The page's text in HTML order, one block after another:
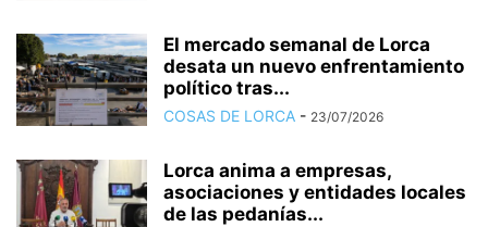
El mercado semanal de Lorca
desata un nuevo enfrentamiento
político tras...
COSAS DE LORCA - 23/07/2026
Lorca anima a empresas,
asociaciones y entidades locales
de las pedanías...